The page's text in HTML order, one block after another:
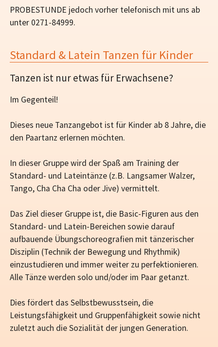
PROBESTUNDE jedoch vorher telefonisch mit uns ab
unter 0271-84999.
Standard & Latein Tanzen für Kinder
Tanzen ist nur etwas für Erwachsene?
Im Gegenteil!
Dieses neue Tanzangebot ist für Kinder ab 8 Jahre, die
den Paartanz erlernen möchten.
In dieser Gruppe wird der Spaß am Training der
Standard- und Lateintänze (z.B. Langsamer Walzer,
Tango, Cha Cha Cha oder Jive) vermittelt.
Das Ziel dieser Gruppe ist, die Basic-Figuren aus den
Standard- und Latein-Bereichen sowie darauf
aufbauende Übungschoreografien mit tänzerischer
Disziplin (Technik der Bewegung und Rhythmik)
einzustudieren und immer weiter zu perfektionieren.
Alle Tänze werden solo und/oder im Paar getanzt.
Dies fördert das Selbstbewusstsein, die
Leistungsfähigkeit und Gruppenfähigkeit sowie nicht
zuletzt auch die Sozialität der jungen Generation.